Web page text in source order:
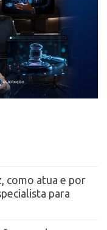
como atua e por
para